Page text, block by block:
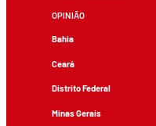
OPINIÃO
Bahia
Ceará
Distrito Federal
Minas Gerais